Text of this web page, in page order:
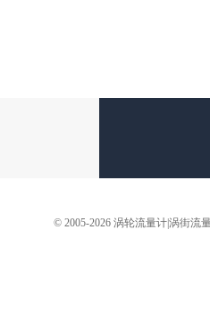
© 2005-2026 涡轮流量计|涡街流